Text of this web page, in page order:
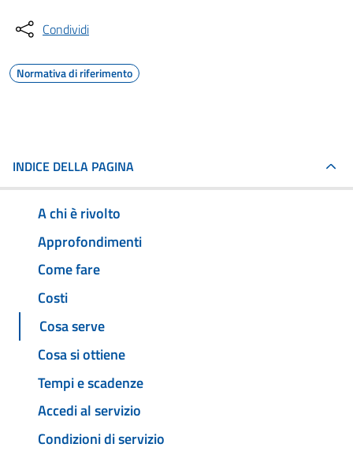
Condividi
Normativa di riferimento
INDICE DELLA PAGINA
A chi è rivolto
Approfondimenti
Come fare
Costi
Cosa serve
Cosa si ottiene
Tempi e scadenze
Accedi al servizio
Condizioni di servizio